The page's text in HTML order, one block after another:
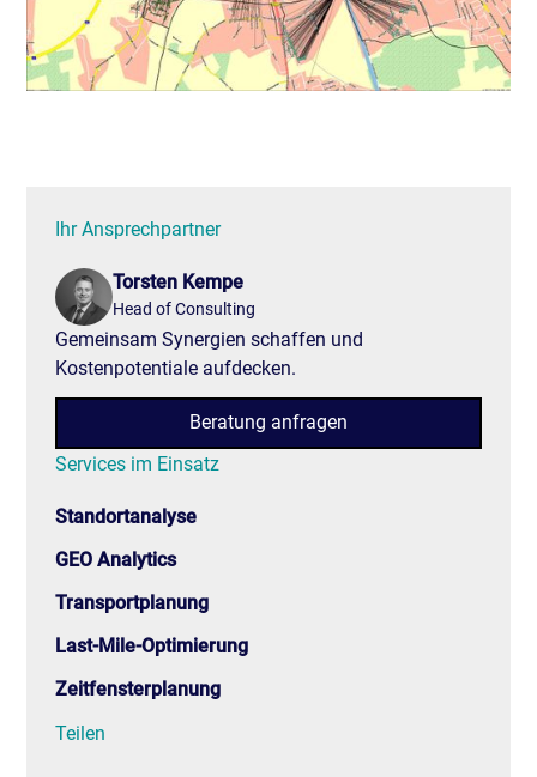
Ihr Ansprechpartner
Torsten Kempe
Head of Consulting
Gemeinsam Synergien schaffen und
Kostenpotentiale aufdecken.
Beratung anfragen
Services im Einsatz
Standortanalyse
GEO Analytics
Transportplanung
Last-Mile-Optimierung
Zeitfensterplanung
Teilen